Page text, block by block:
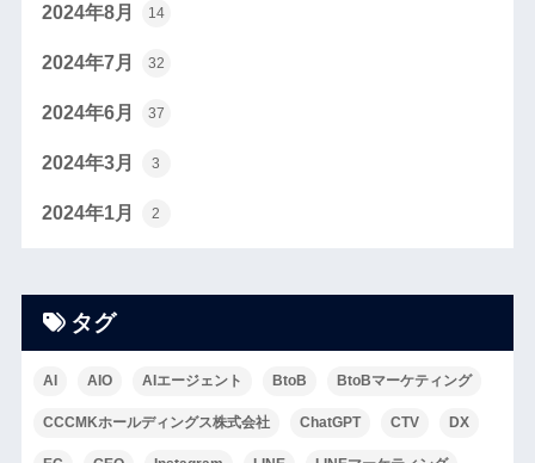
2024年8月 14
2024年7月 32
2024年6月 37
2024年3月 3
2024年1月 2
タグ
AI AIO AIエージェント BtoB BtoBマーケティング
CCCMKホールディングス株式会社 ChatGPT CTV DX